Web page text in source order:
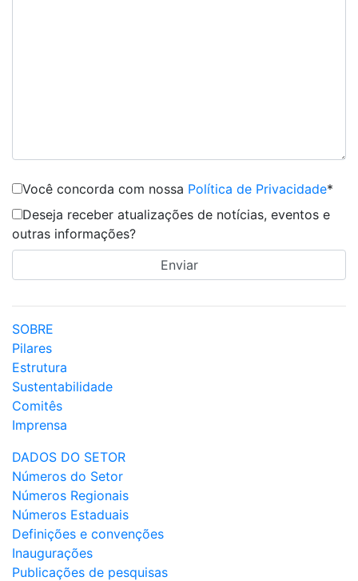
Você concorda com nossa Política de Privacidade*
Deseja receber atualizações de notícias, eventos e
outras informações?
SOBRE
Pilares
Estrutura
Sustentabilidade
Comitês
Imprensa
DADOS DO SETOR
Números do Setor
Números Regionais
Números Estaduais
Definições e convenções
Inaugurações
Publicações de pesquisas